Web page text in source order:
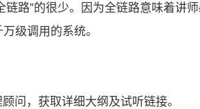
链路”的很少。因为全链路意味着
级调用的系统。
问，获取详细大纲及试听链接。